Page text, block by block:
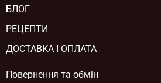
БЛОГ
РЕЦЕПТИ
ДОСТАВКА І ОПЛАТА
Повернення та обмін